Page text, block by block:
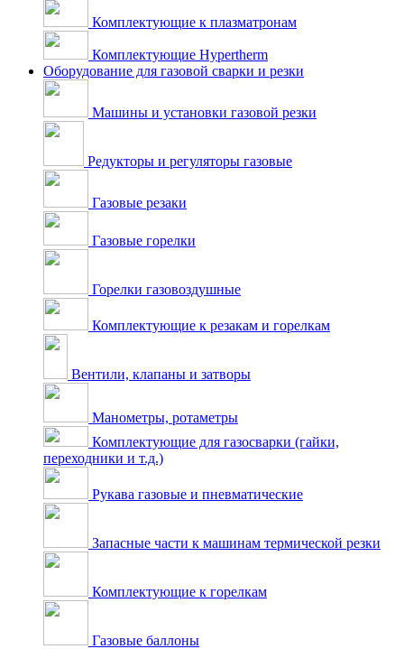
Комплектующие к плазматронам
Комплектующие Hypertherm
Оборудование для газовой сварки и резки
Машины и установки газовой резки
Редукторы и регуляторы газовые
Газовые резаки
Газовые горелки
Горелки газовоздушные
Комплектующие к резакам и горелкам
Вентили, клапаны и затворы
Манометры, ротаметры
Комплектующие для газосварки (гайки,
переходники и т.д.)
Рукава газовые и пневматические
Запасные части к машинам термической резки
Комплектующие к горелкам
Газовые баллоны